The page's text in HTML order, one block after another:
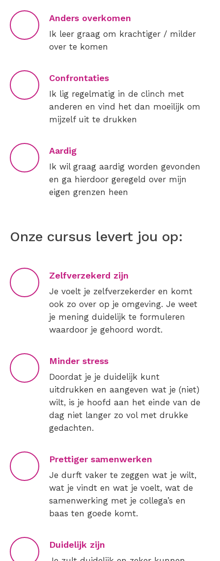
Anders overkomen
Ik leer graag om krachtiger / milder
over te komen
Confrontaties
Ik lig regelmatig in de clinch met
anderen en vind het dan moeilijk om
mijzelf uit te drukken
Aardig
Ik wil graag aardig worden gevonden
en ga hierdoor geregeld over mijn
eigen grenzen heen
Onze cursus levert jou op:
Zelfverzekerd zijn
Je voelt je zelfverzekerder en komt
ook zo over op je omgeving. Je weet
je mening duidelijk te formuleren
waardoor je gehoord wordt.
Minder stress
Doordat je je duidelijk kunt
uitdrukken en aangeven wat je (niet)
wilt, is je hoofd aan het einde van de
dag niet langer zo vol met drukke
gedachten.
Prettiger samenwerken
Je durft vaker te zeggen wat je wilt,
wat je vindt en wat je voelt, wat de
samenwerking met je collega’s en
baas ten goede komt.
Duidelijk zijn